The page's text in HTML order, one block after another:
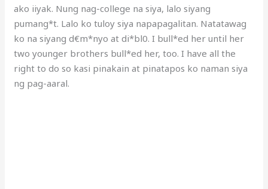
ako iiyak. Nung nag-college na siya, lalo siyang
pumang*t. Lalo ko tuloy siya napapagalitan. Natatawag
ko na siyang d€m*nyo at di*bl0. I bull*ed her until her
two younger brothers bull*ed her, too. I have all the
right to do so kasi pinakain at pinatapos ko naman siya
ng pag-aaral.